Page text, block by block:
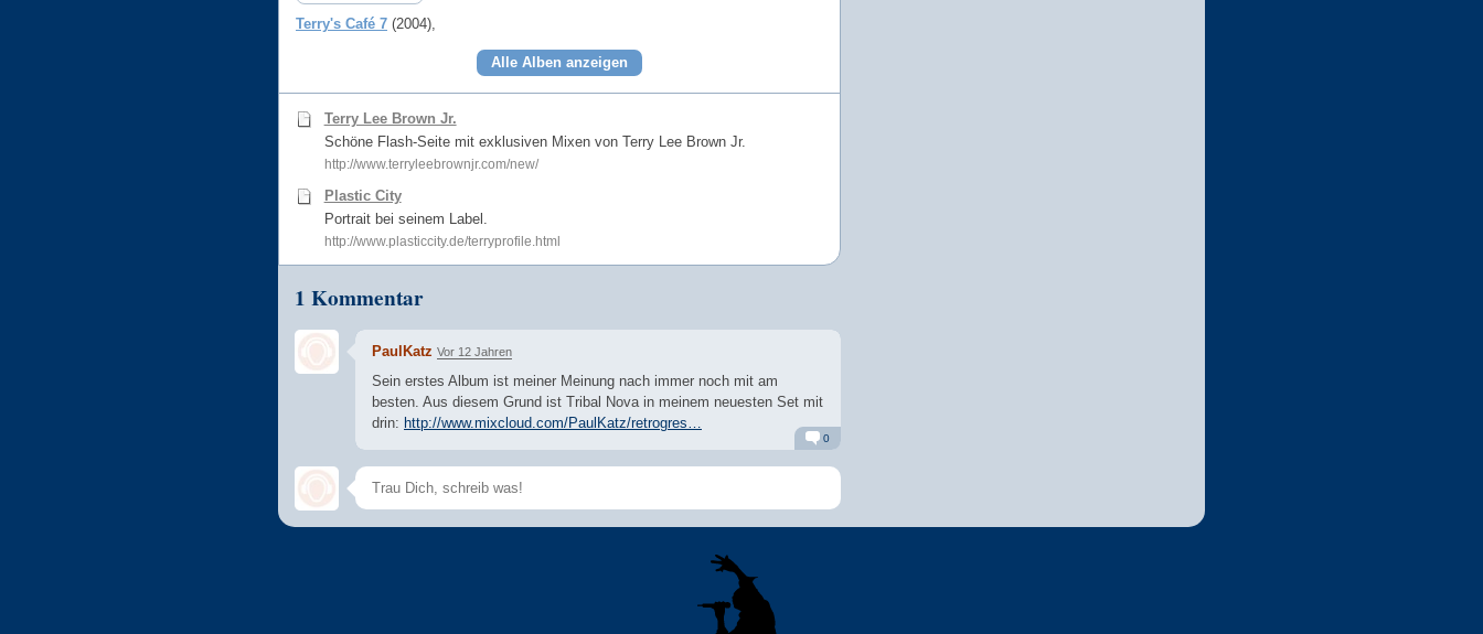
Terry's Café 7 (2004)
Alle Alben anzeigen
Terry Lee Brown Jr.
Schöne Flash-Seite mit exklusiven Mixen von Terry Lee Brown Jr.
http://www.terryleebrownjr.com/new/
Plastic City
Portrait bei seinem Label.
http://www.plasticcity.de/terryprofile.html
1 Kommentar
PaulKatz Vor 12 Jahren
Sein erstes Album ist meiner Meinung nach immer noch mit am
besten. Aus diesem Grund ist Tribal Nova in meinem neuesten Set mit
drin: http://www.mixcloud.com/PaulKatz/retrogres…
Alarm Antworten
0
Speichern